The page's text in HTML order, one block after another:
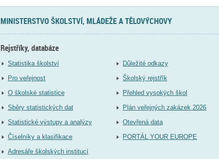
MINISTERSTVO ŠKOLSTVÍ, MLÁDEŽE A TĚLOVÝCHOVY
Rejstříky, databáze
Statistika školství
Pro veřejnost
O školské statistice
Sběry statistických dat
Statistické výstupy a analýzy
Číselníky a klasifikace
Adresáře školských institucí
Důležité odkazy
Školský rejstřík
Přehled vysokých škol
Plán veřejných zakázek 2026
Otevřená data
PORTÁL YOUR EUROPE